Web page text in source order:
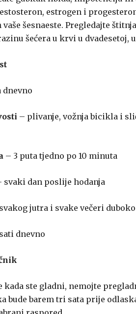
estrogen i
šesnaeste. Pregledajte
šećera u krvi u
dnevno
– plivanje, vožnja bicikla i
– 3 puta tjedno po 10 minuta
svaki dan poslije hodanja
jutra i svake večeri
dnevno
kada ste gladni, nemojte
bude barem tri sata prije